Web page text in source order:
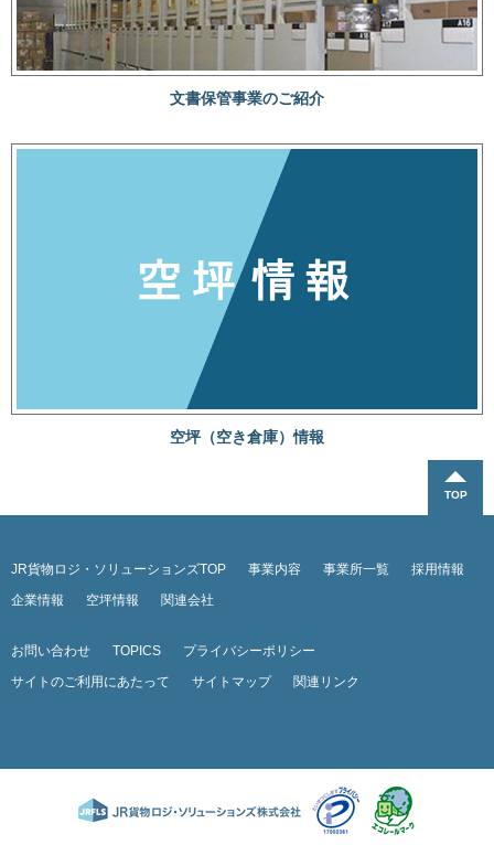
文書保管事業のご紹介
空坪（空き倉庫）情報
JR貨物ロジ・ソリューションズTOP 事業内容 事業所一覧
採用情報
企業情報
空坪情報 関連会社
お問い合わせ TOPICS
プライバシーポリシー
サイトのご利用にあたって
サイトマップ 関連リンク